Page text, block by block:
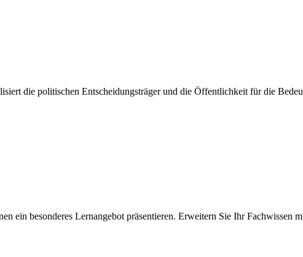
die politischen Entscheidungsträger und die Öffentlichkeit für die
ein besonderes Lernangebot präsentieren. Erweitern Sie Ihr Fachwissen